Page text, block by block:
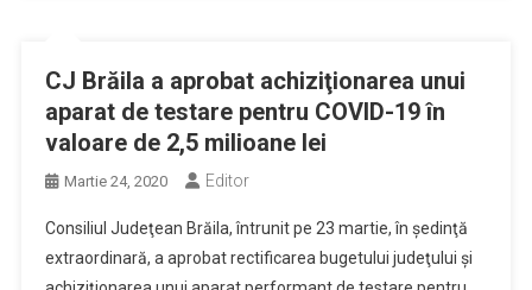
CJ Brăila a aprobat achiziţionarea unui
aparat de testare pentru COVID-19 în
valoare de 2,5 milioane lei
Martie 24, 2020 Editor
Consiliul Judeţean Brăila, întrunit pe 23 martie, în şedinţă
extraordinară, a aprobat rectificarea bugetului judeţului şi